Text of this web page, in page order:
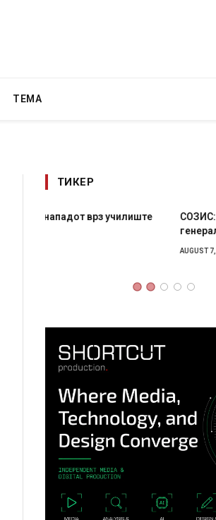
ТЕМА
ТИКЕР
СОЗИС: Украинците повеќе им
генералите отколку на Зеленски